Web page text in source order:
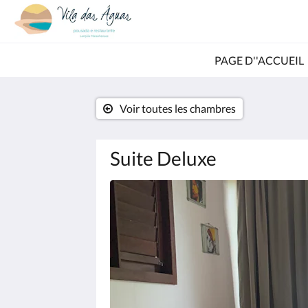
PAGE D''ACCUEIL
Suite Deluxe
Voir toutes les chambres
Consultez
le
diaporama
ci-
dessous.
Pour
passer
d''une